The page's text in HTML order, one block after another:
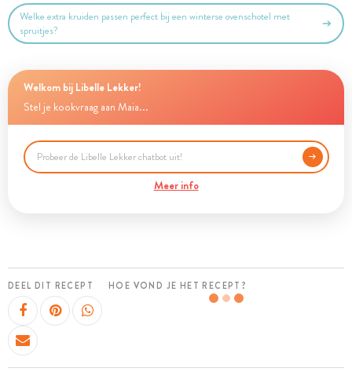
Welke extra kruiden passen perfect bij een winterse ovenschotel met
spruitjes?
Welkom bij Libelle Lekker!
Stel je kookvraag aan Maia...
Meer info
DEEL DIT RECEPT HOE VOND JE HET RECEPT?